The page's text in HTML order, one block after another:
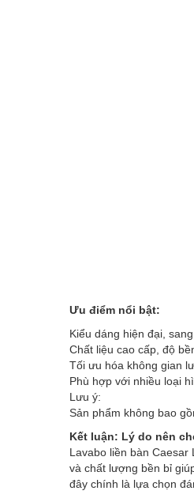
Ưu điểm nổi bật:
Kiểu dáng hiện đại,
Chất liệu cao cấp, độ
Tối ưu hóa không gian
Phù hợp với nhiều loại
Lưu ý:
Sản phẩm không bao
Kết luận: Lý do nên
Lavabo liền bàn
và chất lượng bền bỉ
đây chính là lựa chọn